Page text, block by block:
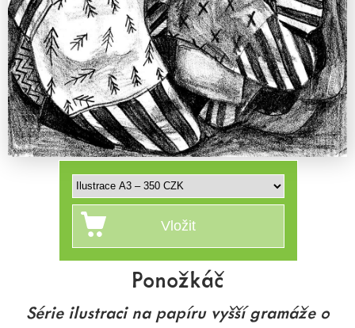
Ponožkáč
Série ilustraci na papíru vyšší gramáže o